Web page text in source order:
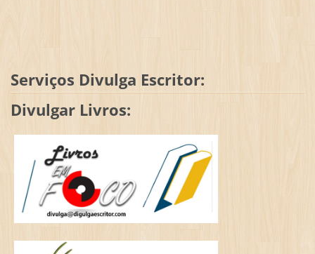
Serviços Divulga Escritor:
Divulgar Livros: